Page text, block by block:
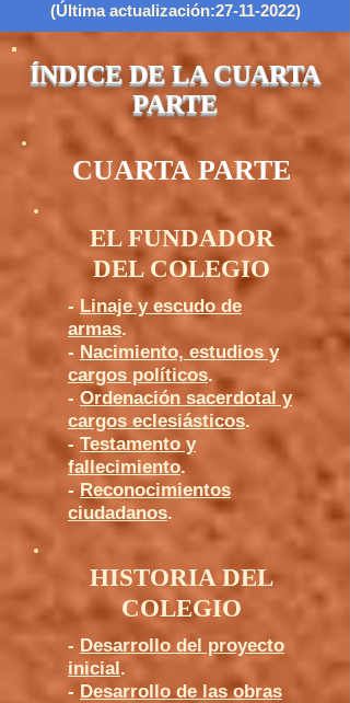
(Última actualización:27-11-2022)
ÍNDICE DE LA CUARTA
PARTE
CUARTA PARTE
EL FUNDADOR
DEL COLEGIO
- Linaje y escudo de
armas.
- Nacimiento, estudios y
cargos políticos.
- Ordenación sacerdotal y
cargos eclesiásticos.
- Testamento y
fallecimiento.
-Reconocimientos
ciudadanos.
HISTORIA DEL
COLEGIO
- Desarrollo del proyecto
inicial.
- Desarrollo de las obras